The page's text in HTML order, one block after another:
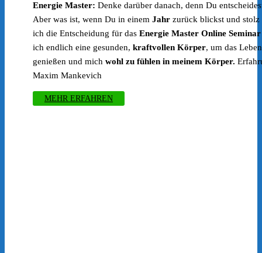
war:
€399.00
ist:
€247.00.
Energie Master: Denke darüber danach, denn Du
Aber was ist, wenn Du in einem Jahr zurück blickst und stolz
ich die Entscheidung für das Energie Master Online Seminar
ich endlich eine gesunden, kraftvollen Körper, um das
genießen und mich wohl zu fühlen in meinem Körper.
Maxim Mankevich
MEHR ERFAHREN